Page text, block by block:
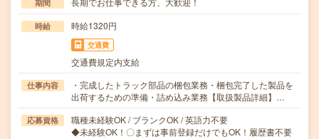
期間
時給 時給1320円
交通費
交通費規定内支給
仕事内容
・完成したトラック部品の梱包業務・梱包完了した製品を
出荷するための準備・詰め込み業務【取扱製品詳細】…
応募資格
職種未経験OK / ブランクOK / 英語力不要
◆未経験OK！〇まずは事前登録だけでもOK！履歴書不要